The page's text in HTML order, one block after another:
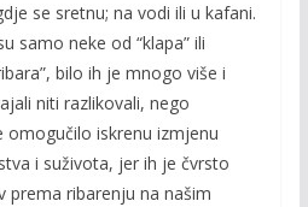
se sretnu; na vodi ili u kafani.
samo neke od “klapa” ili
bilo ih je mnogo više i
niti razlikovali, nego
iskrenu izmjenu
i suživota, jer ih je čvrsto
prema ribarenju na našim